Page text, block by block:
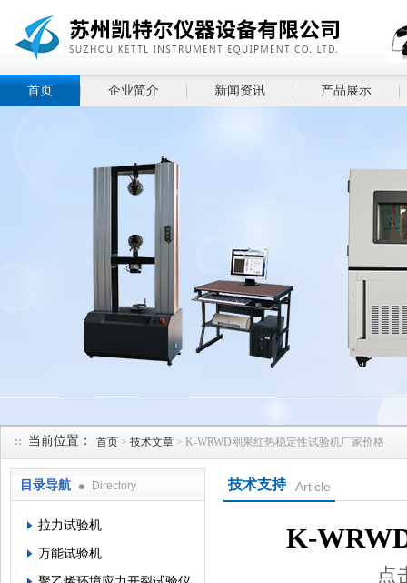
首页 企业简介 新闻资讯 产品展示
当前位置： 首页 > 技术文章 > K-WRWD刚果红热稳定性试验机厂家价格
目录导航 Directory
拉力试验机
万能试验机
技术支持 Article
K-
点